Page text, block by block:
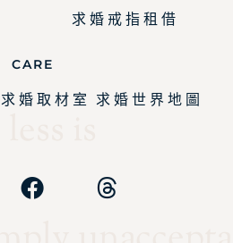
求 婚 戒 指 租 借
CARE
求 婚 取 材 室 求 婚 世 界 地 圖